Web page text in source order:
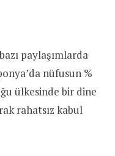
paylaşımlarda
nüfusun %
ülkesinde bir dine
rahatsız kabul